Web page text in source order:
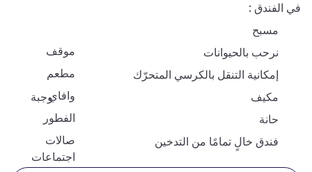
في الفندق
مسبح
موقف
نرحب بالحيوانات
مطعم
إمكانية التنقل بالكرسي المتحرّك
وافاي
مكيف
وجبة
الفطور
حانة
صالات
اجتماعات
فندق خالٍ تمامًا من التدخين